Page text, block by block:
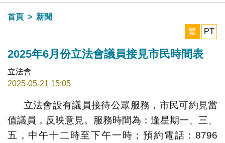
首頁
新聞
繁
PT
2025年6月份立法會議員接見市民時間表
立法會
2025-05-21 15:05
立法會設有議員接待公眾服務，市民可約見當
值議員，反映意見。服務時間為：逢星期一、三、
五，中午十二時至下午一時；預約電話：8796